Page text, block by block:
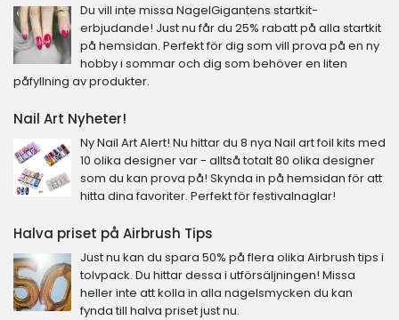
Du vill inte missa NagelGigantens startkit-
erbjudande! Just nu får du 25% rabatt på alla startkit
på hemsidan. Perfekt för dig som vill prova på en ny
hobby i sommar och dig som behöver en liten
påfyllning av produkter.
Nail Art Nyheter!
Ny Nail Art Alert! Nu hittar du 8 nya Nail art foil kits med
10 olika designer var - alltså totalt 80 olika designer
som du kan prova på! Skynda in på hemsidan för att
hitta dina favoriter. Perfekt för festivalnaglar!
Halva priset på Airbrush Tips
Just nu kan du spara 50% på flera olika Airbrush tips i
tolvpack. Du hittar dessa i utförsäljningen! Missa
heller inte att kolla in alla nagelsmycken du kan
fynda till halva priset just nu.